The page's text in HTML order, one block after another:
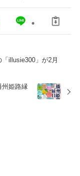
illusie300」が2月
州姫路縁